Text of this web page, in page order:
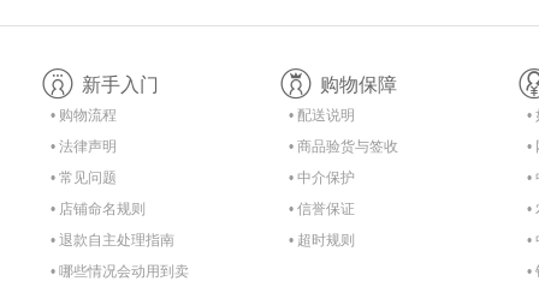
新手入门
• 购物流程
• 法律声明
• 常见问题
• 店铺命名规则
• 退款自主处理指南
• 哪些情况会动用到卖
购物保障
• 配送说明
• 商品验货与签收
• 中介保护
• 信誉保证
• 超时规则
•
•
•
•
•
•